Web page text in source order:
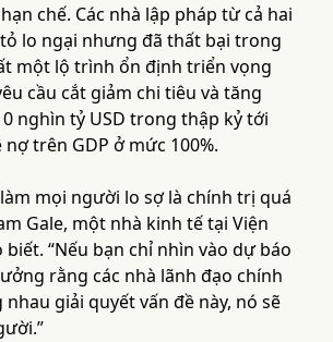
chế. Các nhà lập pháp từ cả hai
lo ngại nhưng đã thất bại trong
một lộ trình ổn định triển vọng
cầu cắt giảm chi tiêu và tăng
nghìn tỷ USD trong thập kỷ tới
trên GDP ở mức 100%.
mọi người lo sợ là chính trị quá
Gale, một nhà kinh tế tại Viện
“Nếu bạn chỉ nhìn vào dự báo
rằng các nhà lãnh đạo chính
giải quyết vấn đề này, nó sẽ